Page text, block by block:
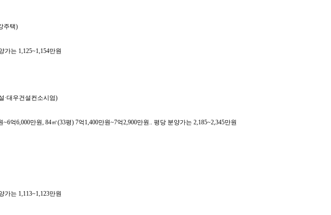
주택)
가는 1,125~1,154만원
·대우건설컨소시엄)
억6,000만원, 84㎡(33평) 7억1,400만원~7억2,900만원.. 평당 분양가는 2,185~2,345만원
가는 1,113~1,123만원